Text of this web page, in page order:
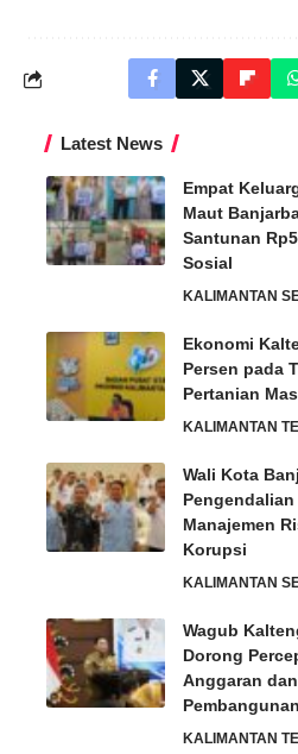
Latest News
Empat
Maut
Santunan
Sosial
KALIMANTAN
Ekonomi
Persen pada
Pertanian
KALIMANTAN
Wali Kota
Manajemen
Korupsi
KALIMANTAN
Wagub
Dorong
Anggaran
Pembangunan
KALIMANTAN